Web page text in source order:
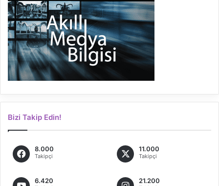
Bizi Takip Edin!
8.000
Takipçi
11.000
Takipçi
6.420 21.200